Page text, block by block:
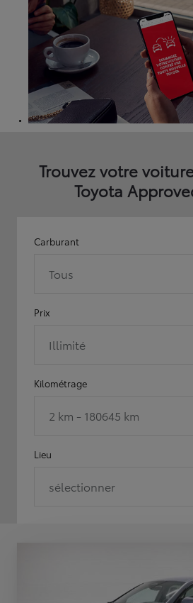
Trouvez votre
Toyota
Carburant
Tous
Prix
Illimité
Kilométrage
2 km - 180645 km
Lieu
sélectionner